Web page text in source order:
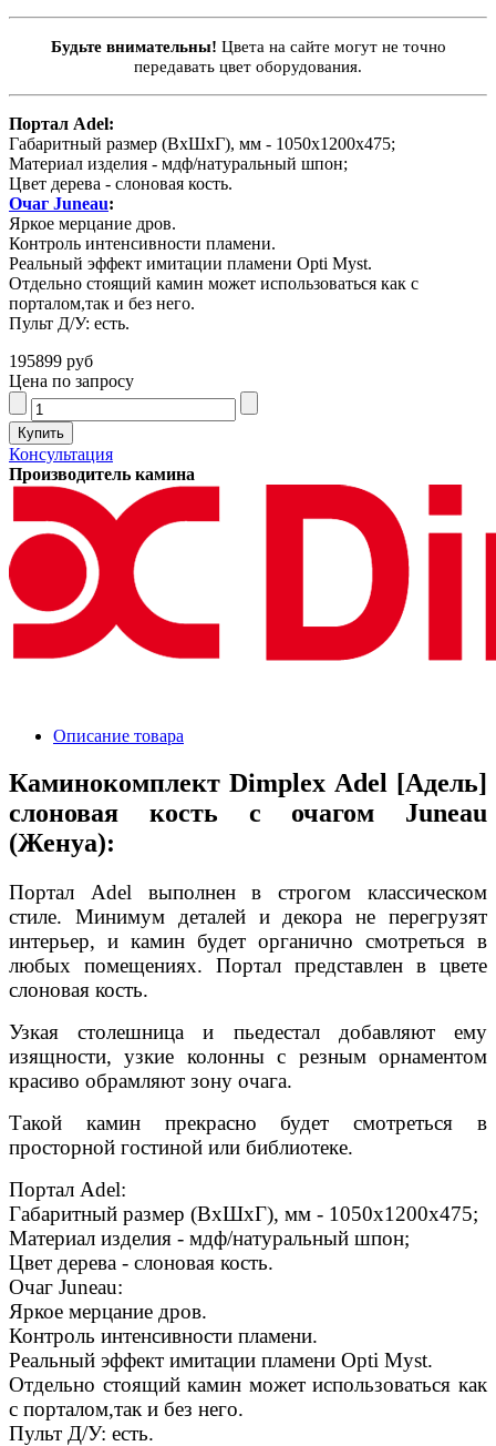
Будьте внимательны! Цвета на сайте могут не точно
передавать цвет оборудования.
Портал Adel:
Габаритный размер (ВхШхГ), мм - 1050х1200х475;
Материал изделия - мдф/натуральный шпон;
Цвет дерева - слоновая кость.
Очаг Juneau:
Яркое мерцание дров.
Контроль интенсивности пламени.
Реальный эффект имитации пламени Opti Myst.
Отдельно стоящий камин может использоваться как с
порталом,так и без него.
Пульт Д/У: есть.
195899 руб
Цена по запросу
Консультация
Производитель камина
Описание товара
Каминокомплект Dimplex Adel [Адель]
слоновая кость с очагом Juneau
(Женуа):
Портал Adel выполнен в строгом классическом
стиле. Минимум деталей и декора не перегрузят
интерьер, и камин будет органично смотреться в
любых помещениях. Портал представлен в цвете
слоновая кость.
Узкая столешница и пьедестал добавляют ему
изящности, узкие колонны с резным орнаментом
красиво обрамляют зону очага.
Такой камин прекрасно будет смотреться в
просторной гостиной или библиотеке.
Портал Adel:
Габаритный размер (ВхШхГ), мм - 1050х1200х475;
Материал изделия - мдф/натуральный шпон;
Цвет дерева - слоновая кость.
Очаг Juneau:
Яркое мерцание дров.
Контроль интенсивности пламени.
Реальный эффект имитации пламени Opti Myst.
Отдельно стоящий камин может использоваться как
с порталом,так и без него.
Пульт Д/У: есть.